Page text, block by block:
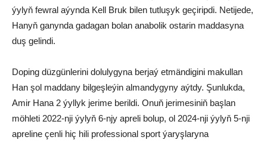
ýylyň fewral aýynda Kell Bruk bilen tutluşyk geçiripdi. Netijede,
Hanyň ganynda gadagan bolan anabolik ostarin maddasyna
duş gelindi.
Doping düzgünlerini dolulygyna berjaý etmändigini makullan
Han şol maddany bilgeşleýin almandygyny aýtdy. Şunlukda,
Amir Hana 2 ýyllyk jerime berildi. Onuň jerimesiniň başlan
möhleti 2022-nji ýylyň 6-njy apreli bolup, ol 2024-nji ýylyň 5-nji
apreline çenli hiç hili professional sport ýaryşlaryna